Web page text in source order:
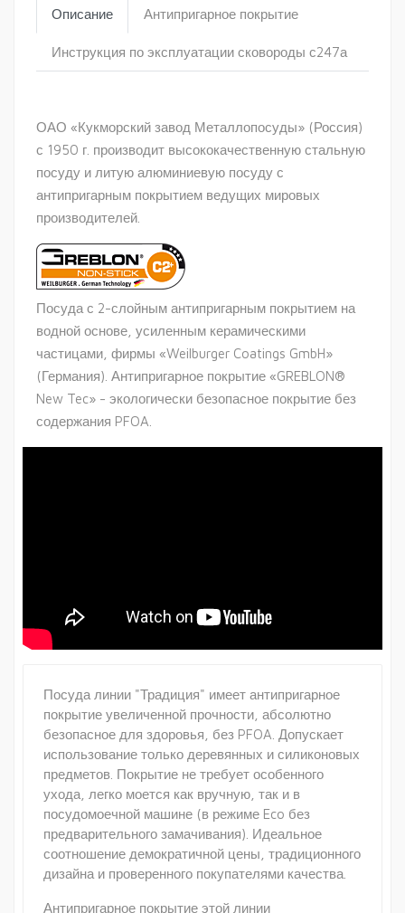
Описание Антипригарное покрытие
Инструкция по эксплуатации сковороды с247а
ОАО «Кукморский завод Металлопосуды» (Россия)
с 1950 г. производит высококачественную стальную
посуду и литую алюминиевую посуду с
антипригарным покрытием ведущих мировых
производителей.
Посуда с 2-слойным антипригарным покрытием на
водной основе, усиленным керамическими
частицами, фирмы «Weilburger Coatings GmbH»
(Германия). Антипригарное покрытие «GREBLON®
New Tec» - экологически безопасное покрытие без
содержания PFOA.
Посуда линии "Традиция" имеет антипригарное
покрытие увеличенной прочности, абсолютно
безопасное для здоровья, без PFOA. Допускает
использование только деревянных и силиконовых
предметов. Покрытие не требует особенного
ухода, легко моется как вручную, так и в
посудомоечной машине (в режиме Eco без
предварительного замачивания). Идеальное
соотношение демократичной цены, традиционного
дизайна и проверенного покупателями качества.
Антипригарное покрытие этой линии